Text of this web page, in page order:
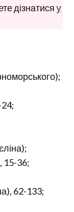
дізнатисяу
15-36;
62-133;